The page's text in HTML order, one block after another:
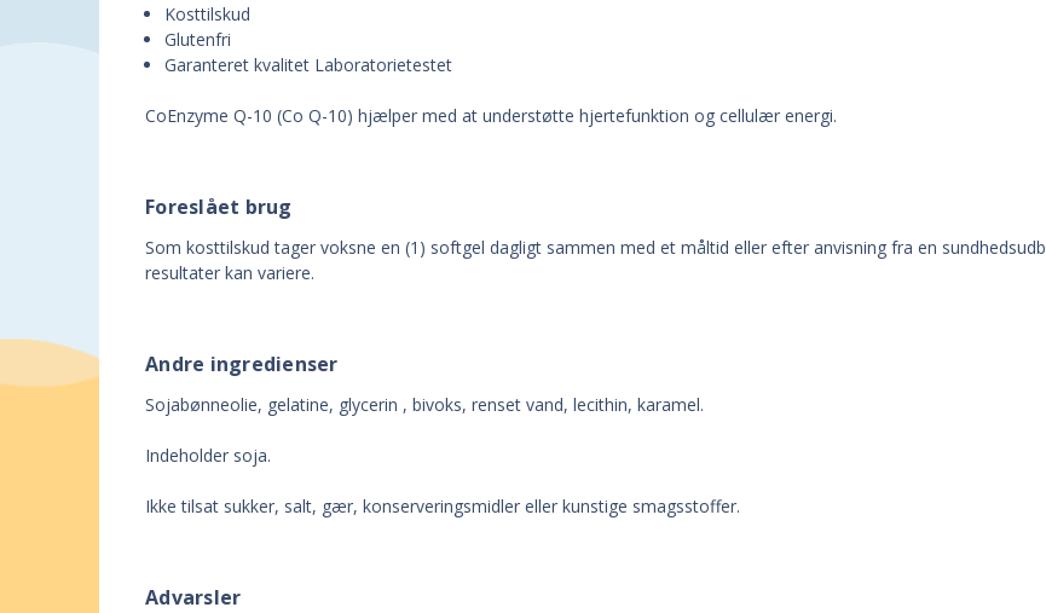
Kosttilskud
Glutenfri
Garanteret kvalitet Laboratorietestet
CoEnzyme Q-10 (Co Q-10) hjælper med at understøtte hjertefunktion og cellulær energi.
Foreslået brug
Som kosttilskud tager voksne en (1) softgel dagligt sammen med et måltid eller efter anvisning fra en
resultater kan variere.
Andre ingredienser
Sojabønneolie, gelatine, glycerin , bivoks, renset vand, lecithin, karamel.
Indeholder soja.
Ikke tilsat sukker, salt, gær, konserveringsmidler eller kunstige smagsstoffer.
Advarsler